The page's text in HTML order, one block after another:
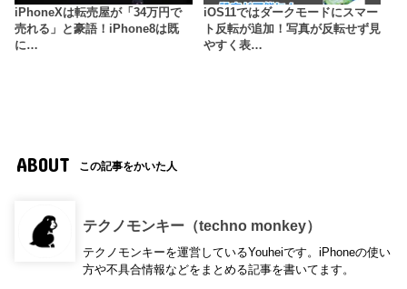
iPhoneXは転売屋が「34万円で
売れる」と豪語！iPhone8は既
に…
iOS11ではダークモードにスマー
ト反転が追加！写真が反転せず見
やすく表…
ABOUT この記事をかいた人
テクノモンキー（techno monkey）
テクノモンキーを運営しているYouheiです。iPhoneの使い
方や不具合情報などをまとめる記事を書いてます。